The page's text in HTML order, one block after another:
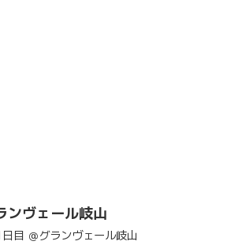
ンヴェール岐山
目 ＠グランヴェール岐山